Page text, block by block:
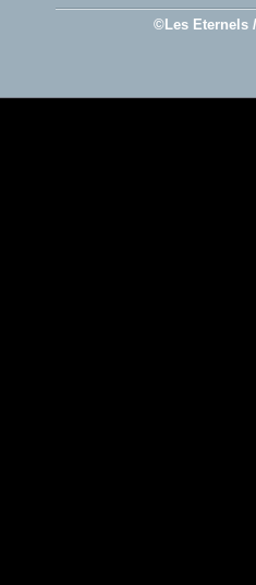
©Les Eternels